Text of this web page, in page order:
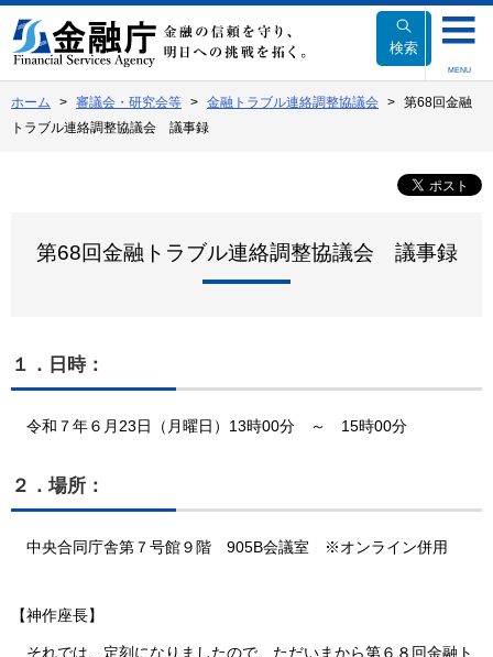
文
へ
動
検索
MENU
ホーム 審議会・研究会等 金融トラブル連絡調整協議会
第68回金融
トラブル連絡調整協議会 議事録
第68回金融トラブル連絡調整協議会 議事録
１．日時：
令和７年６月23日（月曜日）13時00分 ～ 15時00分
２．場所：
中央合同庁舎第７号館９階 905B会議室 ※オンライン併用
【神作座長】
それでは、定刻になりましたので、ただいまから第６８回金融ト